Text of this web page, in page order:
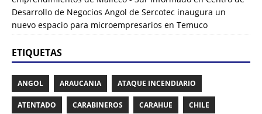
Desarrollo de Negocios Angol de Sercotec inaugura un
nuevo espacio para microempresarios en Temuco
ETIQUETAS
ANGOL ARAUCANIA ATAQUE INCENDIARIO
ATENTADO CARABINEROS CARAHUE CHILE